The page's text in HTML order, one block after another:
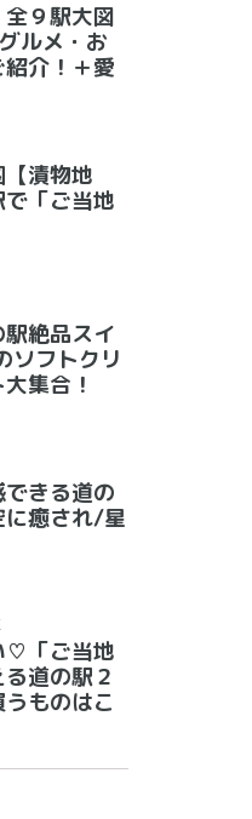
９駅大図
ルメ・お
介！＋愛
漬物地
「ご当地
駅絶品スイ
ソフトクリ
集合！
きる道の
癒され/星
♡「ご当地
道の駅２
ものはこ